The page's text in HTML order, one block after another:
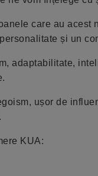
care au acest
și un
adaptabilitate,
ușor de
KUA: